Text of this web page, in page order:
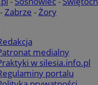
-Zabrze -Żory
medialny
w silesia.info.pl
portalu